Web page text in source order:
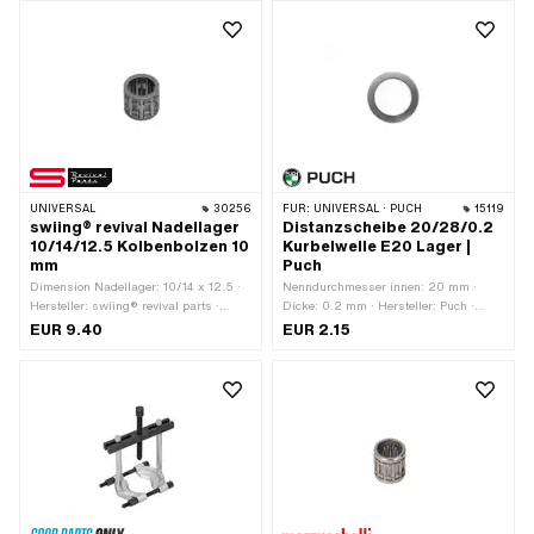
UNIVERSAL 30256
swiing® revival Nadellager
10/14/12.5 Kolbenbolzen 10
mm
Dimension Nadellager: 10/14 x 12.5 ·
Hersteller: swiing® revival parts ·
Lagerkäfig: Stahlblechkäfig · Lagerart:
EUR 9.40
FÜR: UNIVERSAL · PUCH 15119
Distanzscheibe 20/28/0.2
Kurbelwelle E20 Lager |
Puch
Nenndurchmesser innen: 20 mm ·
Dicke: 0.2 mm · Hersteller: Puch ·
Material: Stahl · Ø aussen: 28 mm · Ø
EUR 2.15